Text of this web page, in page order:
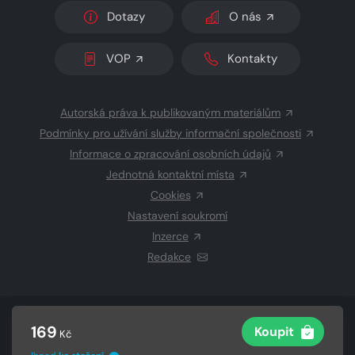
169 Kč Koupit
Dotazy O nás
VOP Kontakty
Autorská práva k publikovaným materiálům
Podmínky pro užívání služby informační společnosti
Informace o zpracování osobních údajů
Jednotná kontaktní místa
Cookies
Nastavení soukromí
Inzerce
Redakce
CZECH NEWS CENTER a.s.a dodavatelé
Vysázeno